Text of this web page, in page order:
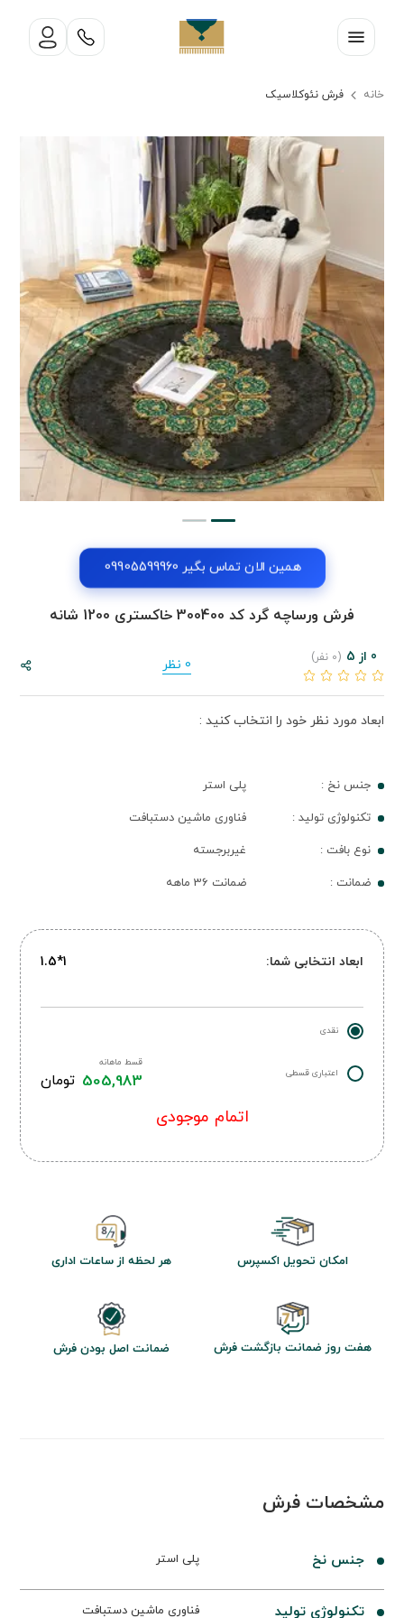
خانه فرش نئوکلاسیک
همین الان تماس بگیر 09905599960
فرش ورساچه گرد کد 300400 خاکستری 1200 شانه
0 از 5 (0 نفر) 0 نظر
جنس نخ :
پلی استر
تکنولوژی تولید :
فناوری ماشین دستبافت
نوع بافت :
غیربرجسته
ضمانت :
ضمانت 36 ماهه
ابعاد مورد نظر خود را انتخاب کنید :
ابعاد انتخابی شما: 1*1.5
نقدی
اعتباری قسطی
قسط ماهانه
505,983 تومان
اتمام موجودی
امکان تحویل اکسپرس هر لحظه از ساعات اداری
هفت روز ضمانت بازگشت فرش ضمانت اصل بودن فرش
مشخصات فرش
جنس نخ پلی استر
تکنولوژی تولید فناوری ماشین دستبافت